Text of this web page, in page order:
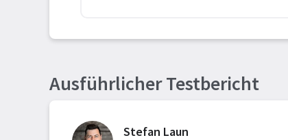
Ausführlicher Testbericht
Stefan Laun